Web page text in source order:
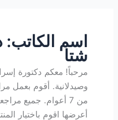
اسم الكاتب:
شتا
مرحباً! معكم دكتورة
وصيدلانية. أقوم بعمل
من 7 أعوام. جميع
أعرضها اقوم باختيار